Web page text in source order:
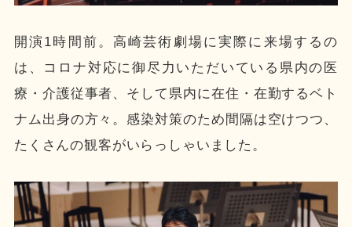
開演1時間前。高崎芸術劇場に実際に来場するの
は、コロナ対応に御尽力いただいている県内の医
療・介護従事者、そして県内に在住・在勤するベト
ナム出身の方々。感染対策のため間隔は空けつつ、
たくさんの観客がいらっしゃいました。